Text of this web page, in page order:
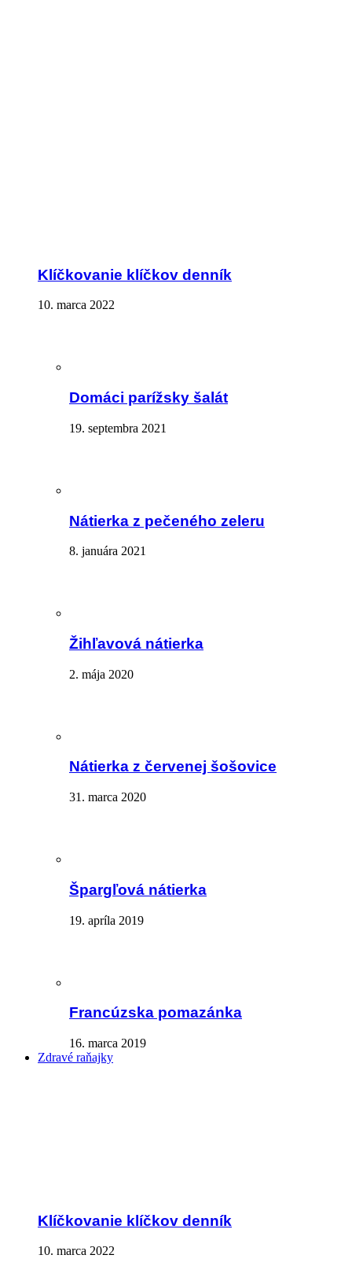
Klíčkovanie klíčkov denník
10. marca 2022
Domáci parížsky šalát
19. septembra 2021
Nátierka z pečeného zeleru
8. januára 2021
Žihľavová nátierka
2. mája 2020
Nátierka z červenej šošovice
31. marca 2020
Špargľová nátierka
19. apríla 2019
Francúzska pomazánka
16. marca 2019
Zdravé raňajky
Klíčkovanie klíčkov denník
10. marca 2022